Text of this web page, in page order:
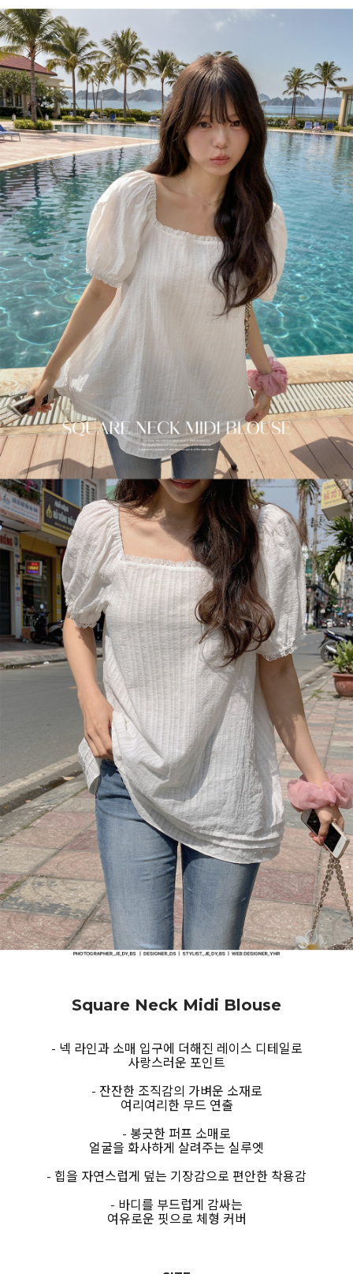
Square Neck Midi Blouse
- 넥 라인과 소매 입구에 더해진 레이스 디테일로
사랑스러운 포인트
- 잔잔한 조직감의 가벼운 소재로
여리여리한 무드 연출
- 봉긋한 퍼프 소매로
얼굴을 화사하게 살려주는 실루엣
- 힙을 자연스럽게 덮는 기장감으로 편안한 착용감
- 바디를 부드럽게 감싸는
여유로운 핏으로 체형 커버